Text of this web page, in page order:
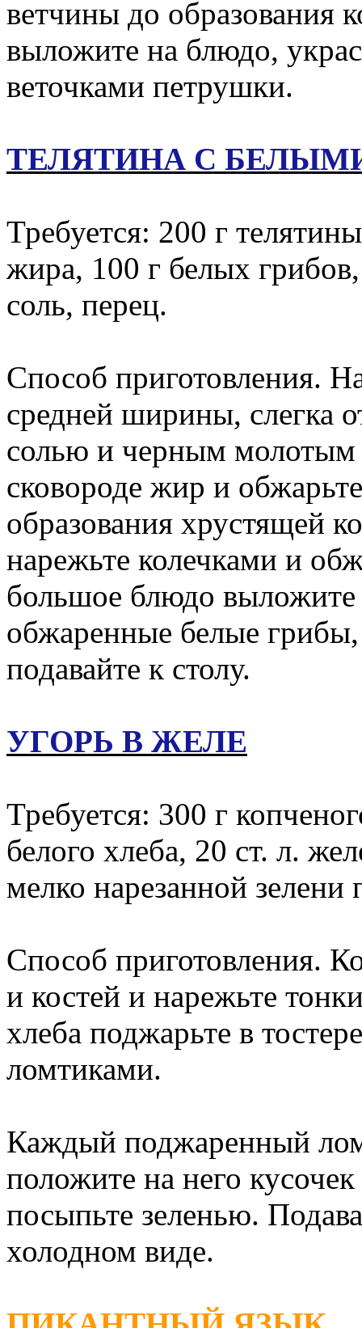
ветчины до образования
выложите на блюдо,
веточками петрушки.
ТЕЛЯТИНА С
Требуется: 200 г
жира, 100 г белых
соль, перец.
Способ приготовления.
средней ширины, слегка
солью и черным молотым
сковороде жир и
образования хрустящей
нарежьте колечками и
большое блюдо выложите
обжаренные белые
подавайте к столу.
УГОРЬ В ЖЕЛЕ
Требуется: 300 г
белого хлеба, 20 ст. л.
мелко нарезанной
Способ приготовления.
и костей и нарежьте
хлеба поджарьте в
ломтиками.
Каждый поджаренный
положите на него
посыпьте зеленью.
холодном виде.